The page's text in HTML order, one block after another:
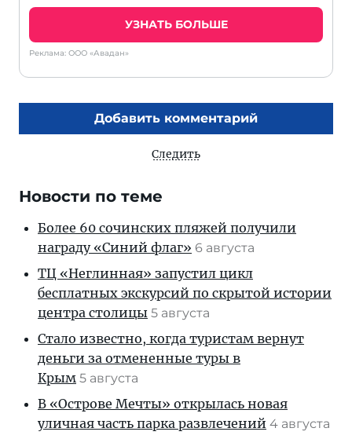
УЗНАТЬ БОЛЬШЕ
Реклама: ООО «Авадан»
Добавить комментарий
Следить
Новости по теме
Более 60 сочинских пляжей получили
награду «Синий флаг» 6 августа
ТЦ «Неглинная» запустил цикл
бесплатных экскурсий по скрытой истории
центра столицы 5 августа
Стало известно, когда туристам вернут
деньги за отмененные туры в
Крым 5 августа
В «Острове Мечты» открылась новая
уличная часть парка развлечений 4 августа